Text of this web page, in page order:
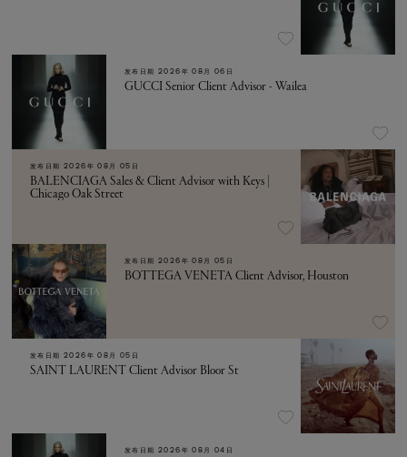
发布日期 2026年 08月 06日
GUCCI Senior Client Advisor - Wailea
发布日期 2026年 08月 05日
BALENCIAGA Sales & Client Advisor with Keys |
Chicago Oak Street
发布日期 2026年 08月 05日
BOTTEGA VENETA Client Advisor, Houston
发布日期 2026年 08月 05日
SAINT LAURENT Client Advisor Bloor St
发布日期 2026年 08月 04日